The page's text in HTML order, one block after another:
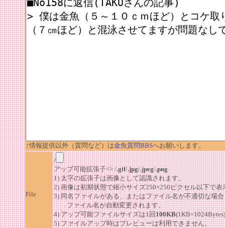
↑情報提供以外（質問など）は金魚質問BBSへお願いします。
File
/
アップ可能拡張子=> /.gif/.jpg/.jpeg/.png
1) 太字の拡張子は画像として認識されます。
2) 画像は初期状態で縮小サイズ250×250ピクセル以下で表
3) 同名ファイルがある、またはファイル名が不適切な場
ファイル名が自動変更されます。
4) アップ可能ファイルサイズは1回100KB
5) ファイルアップ時はプレビューは利用できません。